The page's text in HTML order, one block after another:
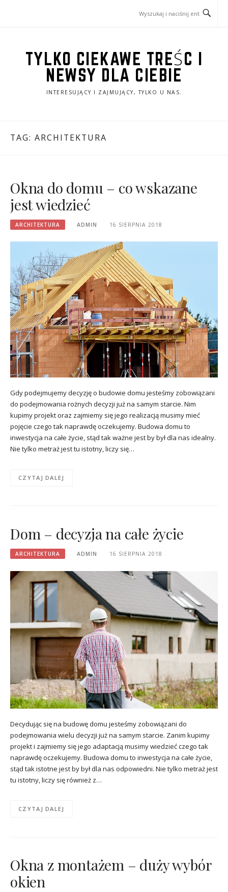
TYLKO CIEKAWE TREŚC I
NEWSY DLA CIEBIE
INTERESUJĄCY I ZAJMUJĄCY, TYLKO U NAS.
TAG: ARCHITEKTURA
Okna do domu – co wskazane
jest wiedzieć
ARCHITEKTURA ADMIN 16 SIERPNIA 2018
Gdy podejmujemy decyzję o budowie domu jesteśmy zobowiązani
do podejmowania rożnych decyzji już na samym starcie. Nim
kupimy projekt oraz zajmiemy się jego realizacją musimy mieć
pojęcie czego tak naprawdę oczekujemy. Budowa domu to
inwestycja na całe życie, stąd tak ważne jest by był dla nas idealny.
Nie tylko metraż jest tu istotny, liczy się…
CZYTAJ DALEJ
Dom – decyzja na całe życie
ARCHITEKTURA ADMIN 16 SIERPNIA 2018
Decydując się na budowę domu jesteśmy zobowiązani do
podejmowania wielu decyzji już na samym starcie. Zanim kupimy
projekt i zajmiemy się jego adaptacją musimy wiedzieć czego tak
naprawdę oczekujemy. Budowa domu to inwestycja na całe życie,
stąd tak istotne jest by był dla nas odpowiedni. Nie tylko metraż jest
tu istotny, liczy się również z…
CZYTAJ DALEJ
Okna z montażem – duży wybór
okien